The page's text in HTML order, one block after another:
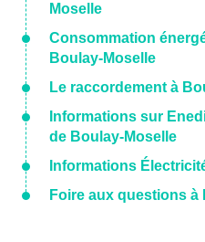
Moselle
Consommation
Boulay-Moselle
Le raccordement à
Informations sur
de Boulay-Moselle
Informations
Foire aux questions à